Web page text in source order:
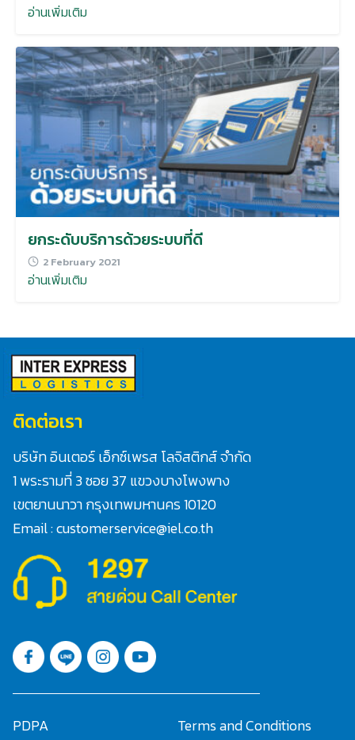
Search
for:
อ่านเพิ่มเติม
ยกระดับบริการด้วยระบบที่ดี
2 February 2021
อ่านเพิ่มเติม
ติดต่อเรา
บริษัท อินเตอร์ เอ็กซ์เพรส โลจิสติกส์ จำกัด
1 พระรามที่ 3 ซอย 37 แขวงบางโพงพาง
เขตยานนาวา กรุงเทพมหานคร 10120
Email : customerservice@iel.co.th
PDPA Terms and Conditions